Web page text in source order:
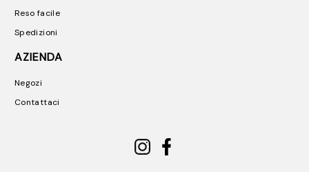
Reso facile
Spedizioni
AZIENDA
Negozi
Contattaci